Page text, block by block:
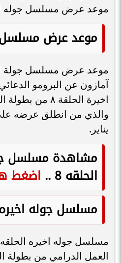
موعد عرض مسلسل جوله اخيره
موعد عرض مسلسل
آمازون عن البرومو
اخيرة الحلقة ٨
يناير.
مشاهدة مسلسل
الحلقه 8 ..
اضغط
مسلسل جوله اخيره
العمل الدرامي من بطولة